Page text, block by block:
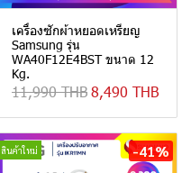
เครื่องซักผ้าหยอดเหรียญ
Samsung รุ่น
WA40F12E4BST ขนาด 12
Kg.
11,990 THB8,490 THB
สินค้าใหม่ -41%